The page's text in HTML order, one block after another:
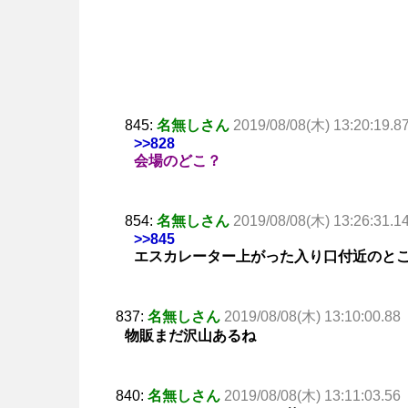
845: 名無しさん 2019/08/08(木) 13:20:19.87
>>828
会場のどこ？
854: 名無しさん 2019/08/08(木)
>>845
エスカレーター上がった入り口付近のと
837: 名無しさん 2019/08/08(木) 13:10:00.88
物販まだ沢山あるね
840: 名無しさん 2019/08/08(木) 13:11:03.56